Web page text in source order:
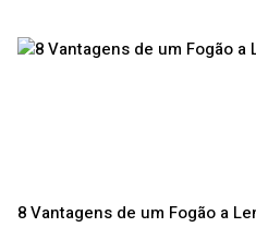
8 Vantagens de um Fogão a